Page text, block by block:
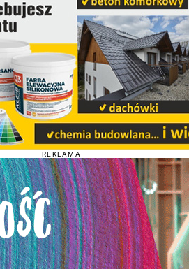
REKLAMA